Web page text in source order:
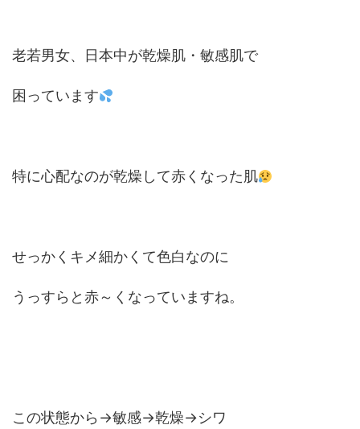
老若男女、日本中が乾燥肌・敏感肌で
困っています
特に心配なのが乾燥して赤くなった肌
せっかくキメ細かくて色白なのに
うっすらと赤～くなっていますね。
この状態から→敏感→乾燥→シワ